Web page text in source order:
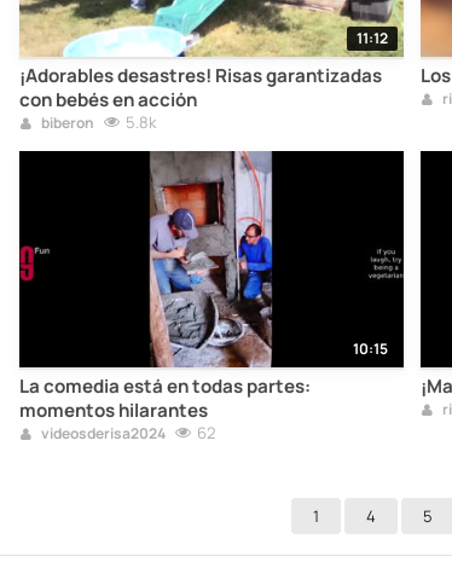
11:12
¡Adorables desastres! Risas garantizadas
con bebés en acción
biberon 5.8k
10:15
La comedia está en todas partes:
momentos hilarantes
videosderisa2024 62
1 4 5